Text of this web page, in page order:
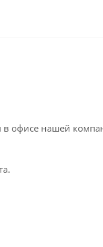
нашей